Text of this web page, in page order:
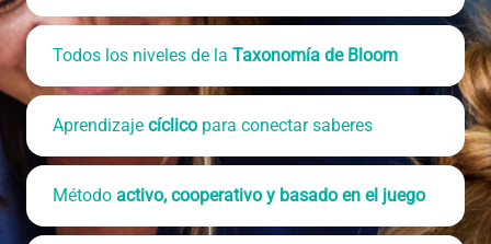
Todos los niveles de la Taxonomía de Bloom
Aprendizaje cíclico para conectar saberes
Método activo, cooperativo y basado en el juego